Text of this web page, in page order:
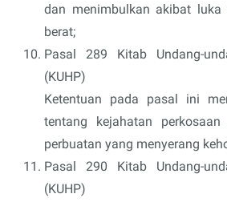
dan menimbulkan akibat luka
berat;
Pasal 289 Kitab Undang-
(KUHP)
Ketentuan pada pasal ini
tentang kejahatan
perbuatan yang menyerang
Pasal 290 Kitab Undang-
(KUHP)